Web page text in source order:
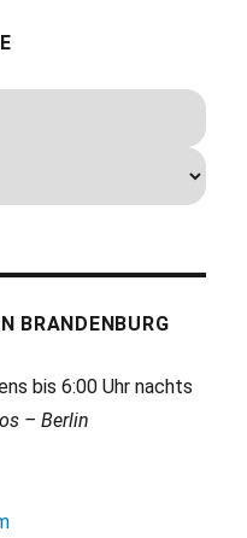
BRANDENBURG
bis 6:00 Uhr nachts
– Berlin